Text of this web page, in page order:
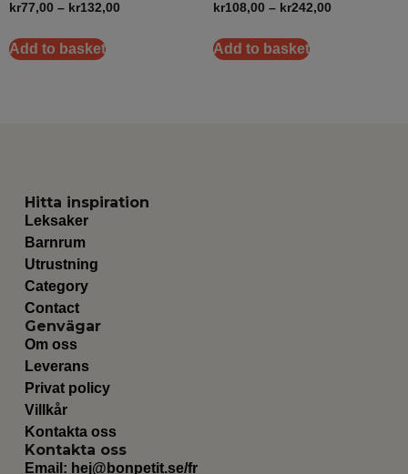
kr77,00 – kr132,00
Add to basket
kr108,00 – kr242,00
Add to basket
Hitta inspiration
Leksaker
Barnrum
Utrustning
Category
Contact
Genvägar
Om oss
Leverans
Privat policy
Villkår
Kontakta oss
Kontakta oss
Email: hej@bonpetit.se/fr